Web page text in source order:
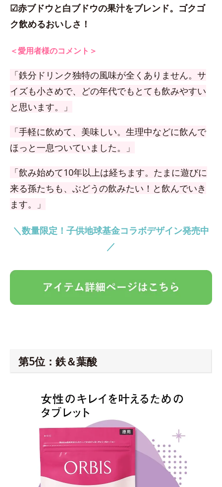
☑赤ブドウと白ブドウの果汁をブレンド。ゴクゴ
ク飲めるおいしさ！
＜愛用者様のコメント＞
「鉄分ドリンク独特の風味が全くありません。サ
イズも小さめで、どの年代でもとても飲みやすい
と思います。」
「手軽に飲めて、美味しい。生理中などに飲んで
ほっと一息ついていました。」
「飲み始めて10年以上は経ちます。たまに遊びに
来る孫たちも、ぶどうの飲みたい！と飲んでいき
ます。」
＼数量限定！子供地球基金コラボデザイン発売中
／
第5位：鉄＆葉酸